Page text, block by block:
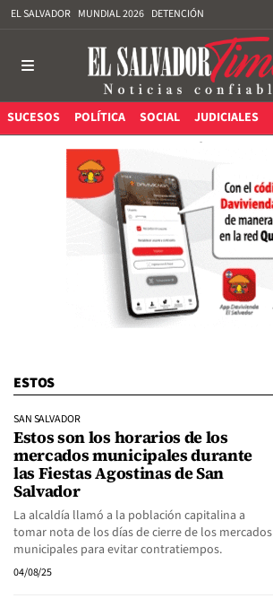
EL SALVADOR MUNDIAL 2026 DETENCIÓN
SUCESOS POLÍTICA SOCIAL JUDICIALES
ESTOS
SAN SALVADOR
Estos son los horarios de los
mercados municipales durante
las Fiestas Agostinas de San
Salvador
La alcaldía llamó a la población capitalina a
tomar nota de los días de cierre de los mercados
municipales para evitar contratiempos.
04/08/25